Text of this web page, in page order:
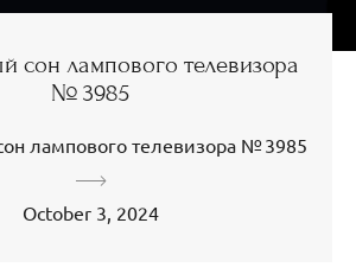
сон лампового телевизора
№ 3985
лампового телевизора № 3985
October 3, 2024